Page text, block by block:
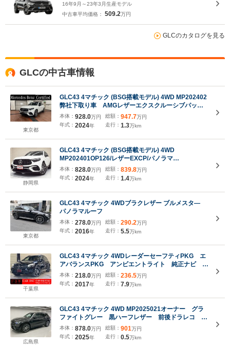
16年9月～23年3月生産モデル
中古車平均価格： 509.2万円
GLCのカタログを見る
GLCの中古車情報
東京都
GLC43 4マチック (BSG搭載モデル) 4WD MP202402
弊社下取り車 AMGレザーエクスクルーシブパッケ
ージ パノラミックスライディングルーフ シートヒ
ーター アンビエントライト 認定中古車2年
本体： 928.0万円
年式： 2024年
総額： 947.7万円
走行： 1.3万km
静岡県
GLC43 4マチック (BSG搭載モデル) 4WD
MP202401OP126/レザーEXCP/パノラマ
SR/AMG20inAW/黒革/Fベンチレーター/ブルメスター/
ヘッドアップD/レーダーセーフティPKG/AMGインテ
リア&エクステリア/前後シートH/メモリー付パワーシ
ート/パワーテールゲート/ACC/禁煙
本体： 828.0万円
年式： 2024年
総額： 839.8万円
走行： 1.4万km
東京都
GLC43 4マチック 4WDブラクレザー ブルメスタ―
パノラマルーフ
本体： 278.0万円
年式： 2016年
総額： 290.2万円
走行： 5.5万km
千葉県
GLC43 4マチック 4WDレーダーセーフティPKG エ
アバランスPKG アンビエントライト 純正ナビ
360°カメラ ヘッドアップディスプレイ 純正21イ
ンチAW ハーフレザーシート シートヒーター パ
ワーバックドア
本体： 218.0万円
年式： 2017年
総額： 236.5万円
走行： 7.9万km
広島県
GLC43 4マチック 4WD MP2025021オーナー グラ
ファイトグレー 黒ハーフレザー 前後ドラレコ 純
正20AW 全席ヒーター 360°カメラ パワーバック
ドア ルーフレール ワイヤレスAppleCarPlay ヘ
ッドアップディスプレイ ワイヤレス充電
本体： 878.0万円
年式： 2025年
総額： 901万円
走行： 0.5万km